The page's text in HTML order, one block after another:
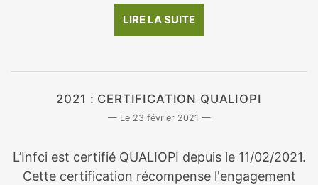
LIRE LA SUITE
2021 : CERTIFICATION QUALIOPI
23 février 2021
L’Infci est certifié QUALIOPI depuis le 11/02/2021.
Cette certification récompense l'engagement